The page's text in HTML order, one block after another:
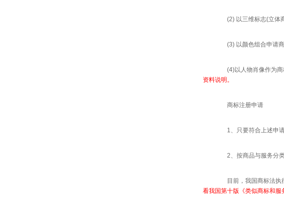
(2) 以三维标志(立体商
(3) 以颜色组合申请商
(4)以人物肖像作为商标
资料说明。
商标注册申请
1、只要符合上述申请
2、按商品与服务分
目前，我国商标法执行
看我国第十版《类似商标和服